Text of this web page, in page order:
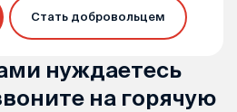
Стать добровольцем
нуждаетесь
на горячую